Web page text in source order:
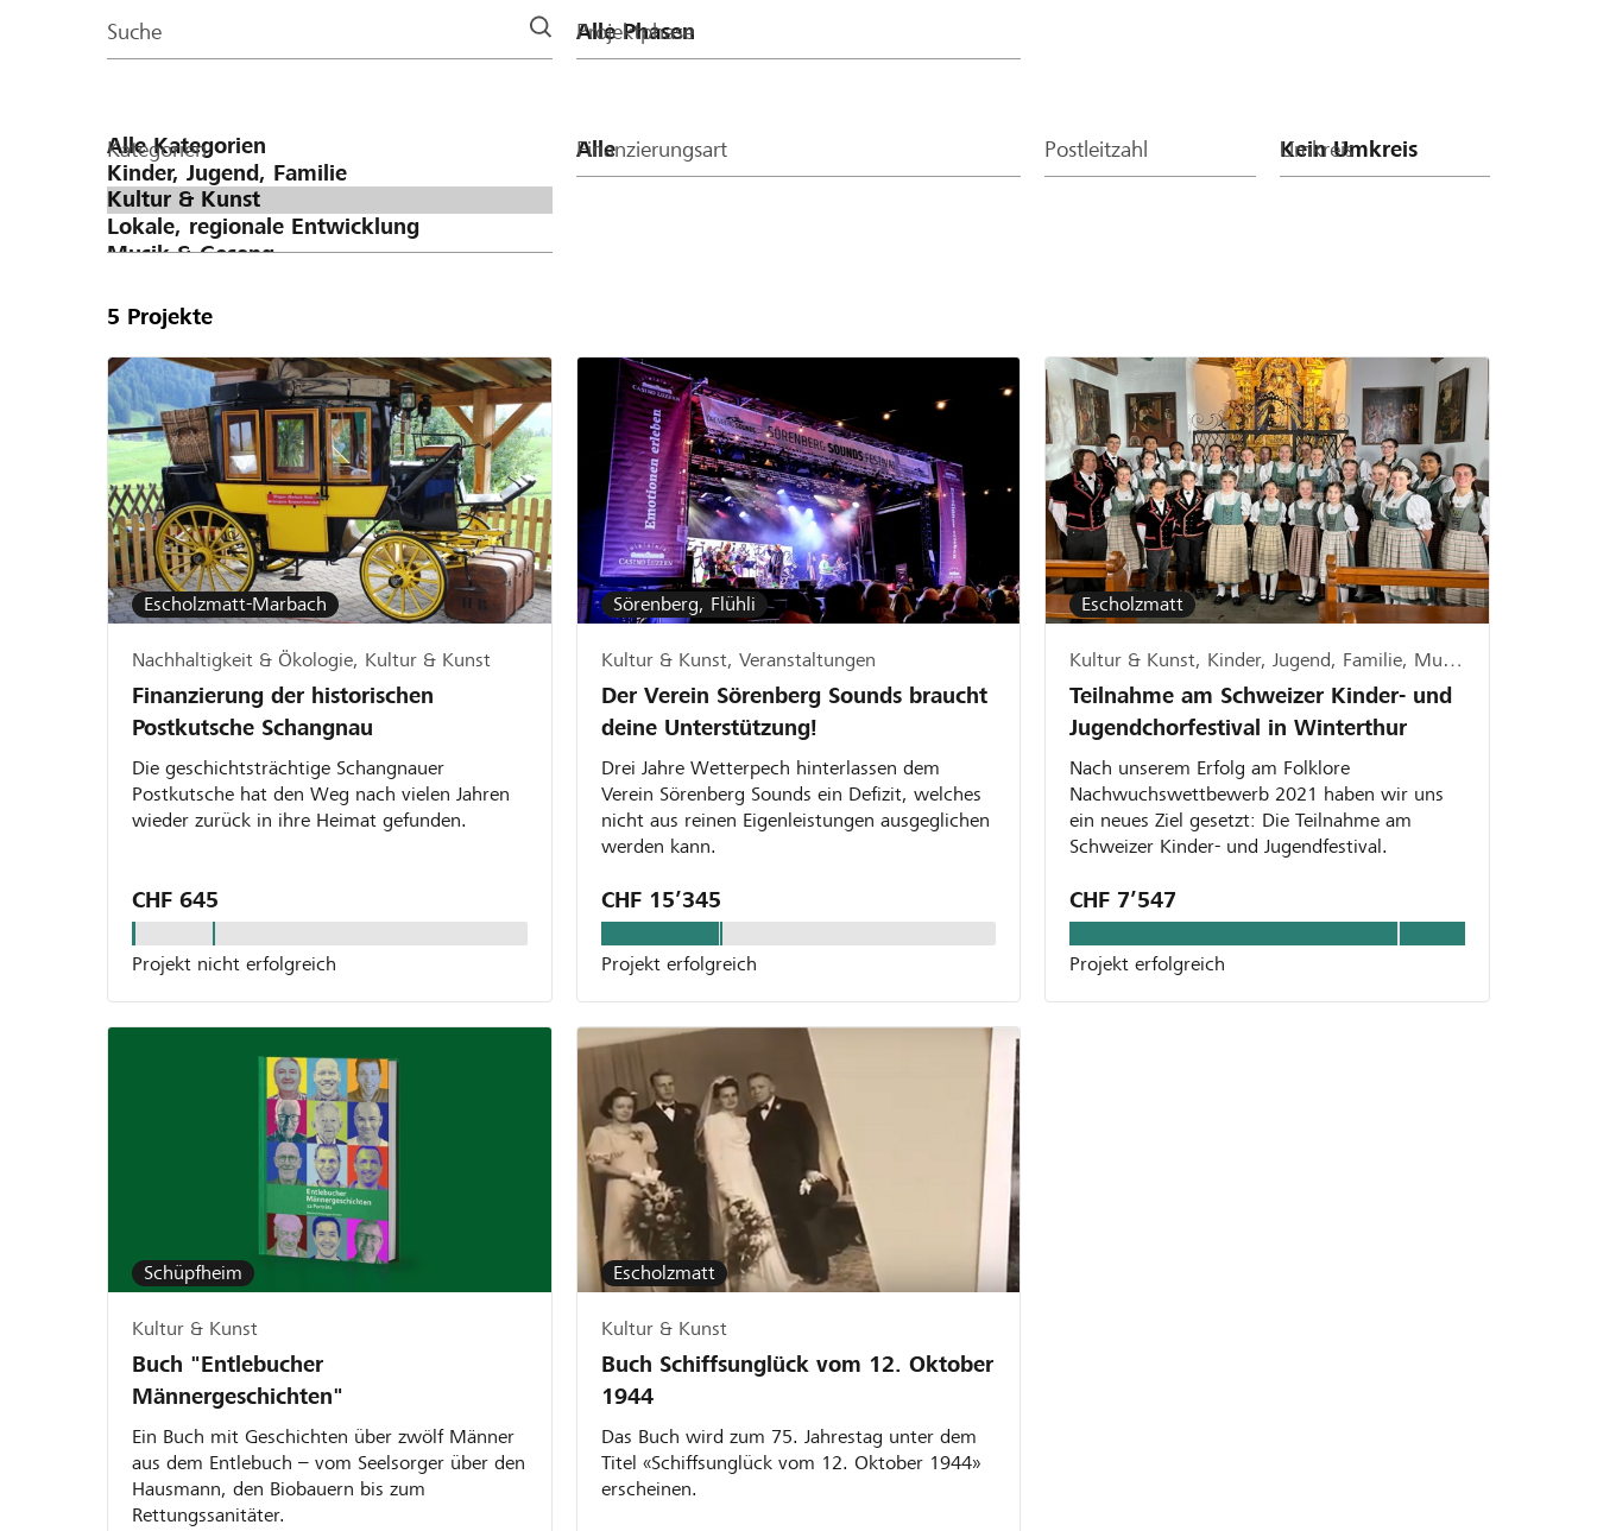
Suche Projektphase
Kategorien Finanzierungsart Postleitzahl Umkreis
5 Projekte
Escholzmatt-Marbach
Nachhaltigkeit & Ökologie, Kultur & Kunst
Finanzierung der historischen
Postkutsche Schangnau
Die geschichtsträchtige Schangnauer
Postkutsche hat den Weg nach vielen Jahren
wieder zurück in ihre Heimat gefunden.
CHF 645
Projekt nicht erfolgreich
Sörenberg, Flühli
Kultur & Kunst, Veranstaltungen
Der Verein Sörenberg Sounds braucht
deine Unterstützung!
Drei Jahre Wetterpech hinterlassen dem
Verein Sörenberg Sounds ein Defizit, welches
nicht aus reinen Eigenleistungen ausgeglichen
werden kann.
CHF 15’345
Projekt erfolgreich
Escholzmatt
Kultur & Kunst, Kinder, Jugend, Familie, Musik & Gesang
Teilnahme am Schweizer Kinder- und
Jugendchorfestival in Winterthur
Nach unserem Erfolg am Folklore
Nachwuchswettbewerb 2021 haben wir uns
ein neues Ziel gesetzt: Die Teilnahme am
Schweizer Kinder- und Jugendfestival.
CHF 7’547
Projekt erfolgreich
Schüpfheim
Kultur & Kunst
Buch "Entlebucher
Männergeschichten"
Ein Buch mit Geschichten über zwölf Männer
aus dem Entlebuch – vom Seelsorger über den
Hausmann, den Biobauern bis zum
Rettungssanitäter.
Escholzmatt
Kultur & Kunst
Buch Schiffsunglück vom 12. Oktober
1944
Das Buch wird zum 75. Jahrestag unter dem
Titel «Schiffsunglück vom 12. Oktober 1944»
erscheinen.